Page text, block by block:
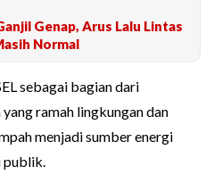
Genap, Arus Lalu Lintas
Normal
sebagai bagian dari
ramah lingkungan dan
menjadi sumber energi
publik.